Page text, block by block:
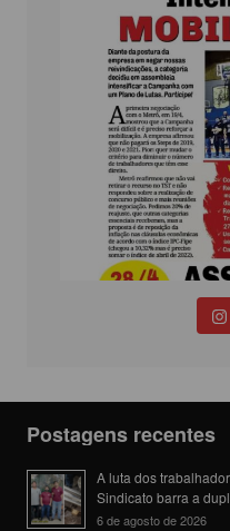
Postagens recentes
A luta dos
Sindicato barra a
6 de agosto de 2026